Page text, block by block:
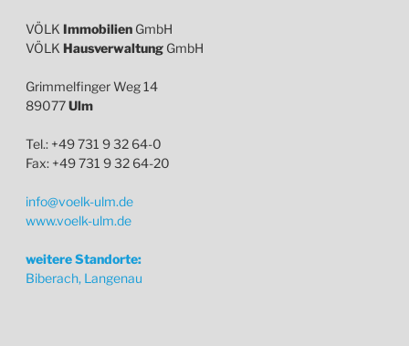
VÖLK Immobilien GmbH
VÖLK Hausverwaltung GmbH
Grimmelfinger Weg 14
89077Ulm
Tel.: +49 731 9 32 64-0
Fax: +49 731 9 32 64-20
info@voelk-ulm.de
www.voelk-ulm.de
weitere Standorte:
Biberach, Langenau